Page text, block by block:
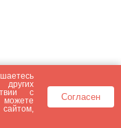
с
Согласен